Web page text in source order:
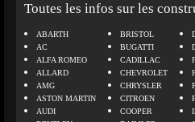
Toutes les infos sur les
ABARTH
AC
ALFA ROMEO
ALLARD
AMG
ASTON MARTIN
AUDI
BRISTOL
BUGATTI
CADILLAC
CHEVROLET
CHRYSLER
CITROEN
COOPER